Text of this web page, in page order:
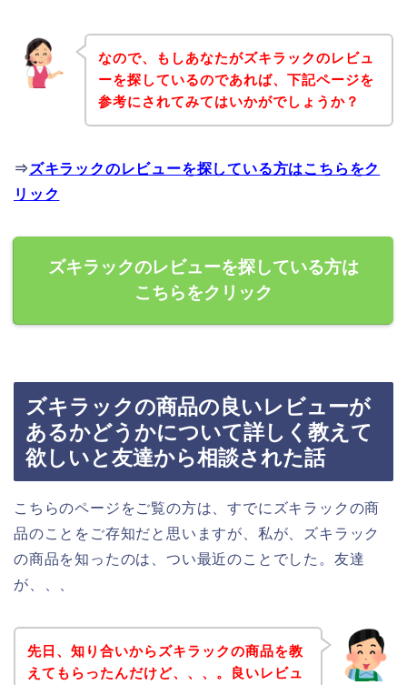
なので、もしあなたがズキラックのレビュ
ーを探しているのであれば、下記ページを
参考にされてみてはいかがでしょうか？
⇒ ズキラックのレビューを探している方はこちらをク
リック
ズキラックのレビューを探している方は
こちらをクリック
ズキラックの商品の良いレビューが
あるかどうかについて詳しく教えて
欲しいと友達から相談された話
こちらのページをご覧の方は、すでにズキラックの商
品のことをご存知だと思いますが、私が、ズキラック
の商品を知ったのは、つい最近のことでした。友達
が、、、
先日、知り合いからズキラックの商品を教
えてもらったんだけど、、、。良いレビュ